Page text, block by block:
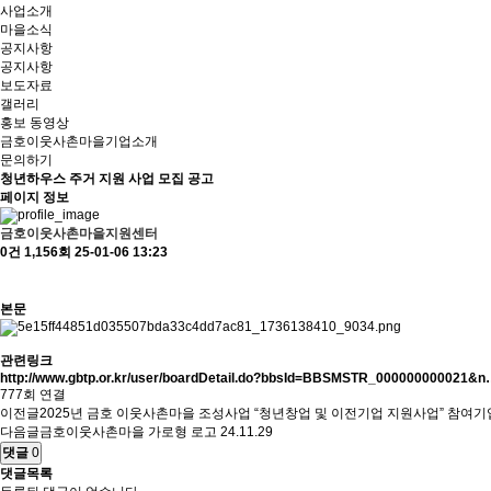
사업소개
마을소식
공지사항
공지사항
보도자료
갤러리
홍보 동영상
금호이웃사촌마을기업소개
문의하기
청년하우스 주거 지원 사업 모집 공고
페이지 정보
금호이웃사촌마을지원센터
0건 1,156회 25-01-06 13:23
본문
관련링크
http://www.gbtp.or.kr/user/
777회 연결
이전글2025년 금호 이웃사촌마을 조성사업 “청년창업 및 이전기업 지원사업” 참여기
다음글금호이웃사촌마을 가로형 로고 24.11.29
댓글 0
댓글목록